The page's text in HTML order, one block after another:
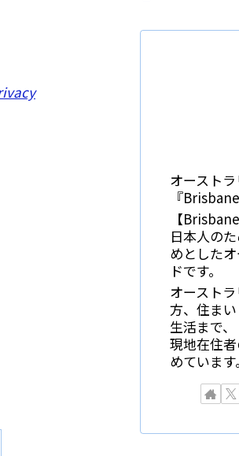
オースト
『
【
日本人の
めとした
ドです。
オースト
方、住ま
生活まで、
現地在住
めています。